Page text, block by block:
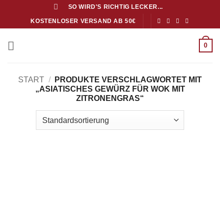
springen
SO WIRD'S RICHTIG LECKER...
KOSTENLOSER VERSAND AB 50€
0
START /
PRODUKTE VERSCHLAGWORTET MIT
„ASIATISCHES GEWÜRZ FÜR WOK MIT
ZITRONENGRAS“